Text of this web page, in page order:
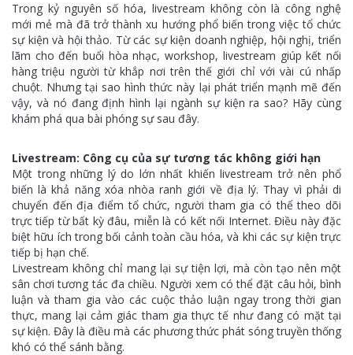
Trong kỷ nguyên số hóa, livestream không còn là công nghệ
mới mẻ mà đã trở thành xu hướng phổ biến trong việc tổ chức
sự kiện và hội thảo. Từ các sự kiện doanh nghiệp, hội nghị, triển
lãm cho đến buổi hòa nhạc, workshop, livestream giúp kết nối
hàng triệu người từ khắp nơi trên thế giới chỉ với vài cú nhấp
chuột. Nhưng tại sao hình thức này lại phát triển mạnh mẽ đến
vậy, và nó đang định hình lại ngành sự kiện ra sao? Hãy cùng
khám phá qua bài phóng sự sau đây.
Livestream: Công cụ của sự tương tác không giới hạn
Một trong những lý do lớn nhất khiến livestream trở nên phổ
biến là khả năng xóa nhòa ranh giới về địa lý. Thay vì phải di
chuyển đến địa điểm tổ chức, người tham gia có thể theo dõi
trực tiếp từ bất kỳ đâu, miễn là có kết nối Internet. Điều này đặc
biệt hữu ích trong bối cảnh toàn cầu hóa, và khi các sự kiện trực
tiếp bị hạn chế.
Livestream không chỉ mang lại sự tiện lợi, mà còn tạo nên một
sân chơi tương tác đa chiều. Người xem có thể đặt câu hỏi, bình
luận và tham gia vào các cuộc thảo luận ngay trong thời gian
thực, mang lại cảm giác tham gia thực tế như đang có mặt tại
sự kiện. Đây là điều mà các phương thức phát sóng truyền thống
khó có thể sánh bằng.